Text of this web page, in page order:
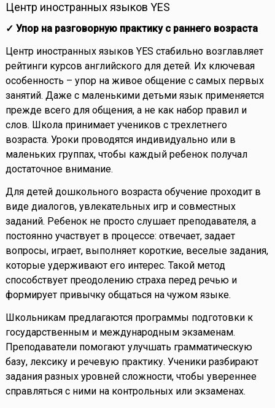
Центр иностранных языков YES
✓ Упор на разговорную практику с раннего возраста
Центр иностранных языков YES стабильно возглавляет
рейтинги курсов английского для детей. Их ключевая
особенность – упор на живое общение с самых первых
занятий. Даже с маленькими детьми язык применяется
прежде всего для общения, а не как набор правил и
слов. Школа принимает учеников с трехлетнего
возраста. Уроки проводятся индивидуально или в
маленьких группах, чтобы каждый ребенок получал
достаточное внимание.
Для детей дошкольного возраста обучение проходит в
виде диалогов, увлекательных игр и совместных
заданий. Ребенок не просто слушает преподавателя, а
постоянно участвует в процессе: отвечает, задает
вопросы, играет, выполняет короткие, веселые задания,
которые удерживают его интерес. Такой метод
способствует преодолению страха перед речью и
формирует привычку общаться на чужом языке.
Школьникам предлагаются программы подготовки к
государственным и международным экзаменам.
Преподаватели помогают улучшать грамматическую
базу, лексику и речевую практику. Ученики разбирают
задания разных уровней сложности, чтобы увереннее
справляться с ними на контрольных или экзаменах.